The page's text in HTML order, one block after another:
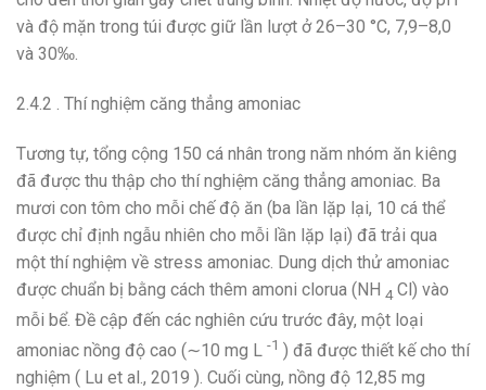
và độ mặn trong túi được giữ lần lượt ở 26–30 °C, 7,9–8,0
và 30‰.
2.4.2 . Thí nghiệm căng thẳng amoniac
Tương tự, tổng cộng 150 cá nhân trong năm nhóm ăn kiêng
đã được thu thập cho thí nghiệm căng thẳng amoniac. Ba
mươi con tôm cho mỗi chế độ ăn (ba lần lặp lại, 10 cá thể
được chỉ định ngẫu nhiên cho mỗi lần lặp lại) đã trải qua
một thí nghiệm về stress amoniac. Dung dịch thử amoniac
được chuẩn bị bằng cách thêm amoni clorua (NH 4 Cl) vào
mỗi bể. Đề cập đến các nghiên cứu trước đây, một loại
amoniac nồng độ cao (∼10 mg L -1 ) đã được thiết kế cho thí
nghiệm ( Lu et al., 2019 ). Cuối cùng, nồng độ 12,85 mg